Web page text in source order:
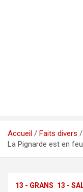
Accueil
Faits divers
La Pignarde est en
13 - GRANS 13 -